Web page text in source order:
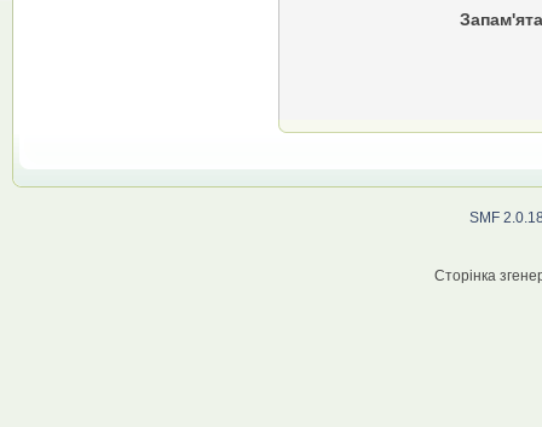
SMF
Сторінка